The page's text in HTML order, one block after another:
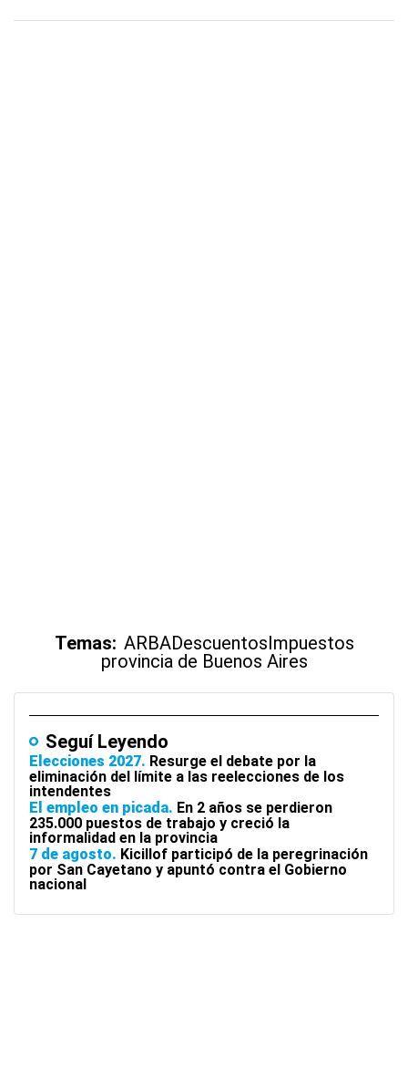
Temas: ARBADescuentosImpuestos
provincia de Buenos Aires
Seguí Leyendo
Elecciones 2027 Resurge el debate por la
eliminación del límite a las reelecciones de los
intendentes
El empleo en picada En 2 años se perdieron
235.000 puestos de trabajo y creció la
informalidad en la provincia
7 de agosto Kicillof participó de la peregrinación
por San Cayetano y apuntó contra el Gobierno
nacional